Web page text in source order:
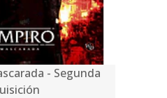
- Segunda